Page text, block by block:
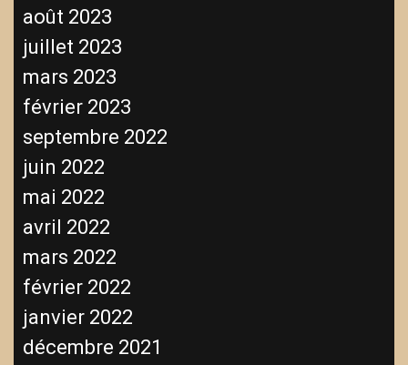
août 2023
juillet 2023
mars 2023
février 2023
septembre 2022
juin 2022
mai 2022
avril 2022
mars 2022
février 2022
janvier 2022
décembre 2021